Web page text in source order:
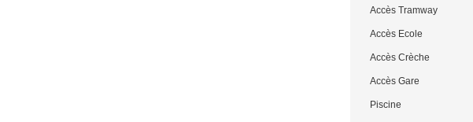
Accès Tramway
Accès Ecole
Accès Crèche
Accès Gare
Piscine